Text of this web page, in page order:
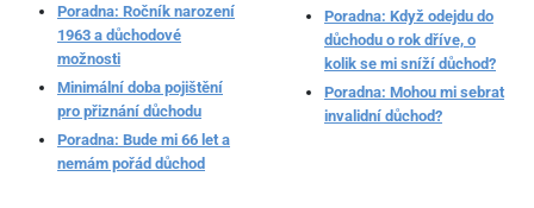
Poradna: Ročník narození
1963 a důchodové
možnosti
Minimální doba pojištění
pro přiznání důchodu
Poradna: Bude mi 66 let a
nemám pořád důchod
Poradna: Když odejdu do
důchodu o rok dříve, o
kolik se mi sníží důchod?
Poradna: Mohou mi sebrat
invalidní důchod?